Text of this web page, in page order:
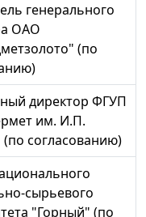
генерального
ОАО
(по
директор ФГУП
им. И.П.
согласованию)
сырьевого
"Горный" (по